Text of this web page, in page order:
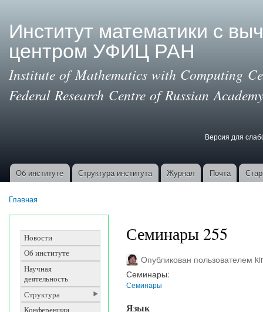
Институт математики с
центром УФИЦ РАН
Institute of Mathematics with Computing
Federal Research Centre of Russian
Версия для
Основные ссылки
Об институте Структура института Журнал Почта
Главная
Новости
Об институте
Научная
деятельность
Структура
Семинары 255
Опубликован пользователем
Семинары:
Семинары
Язык